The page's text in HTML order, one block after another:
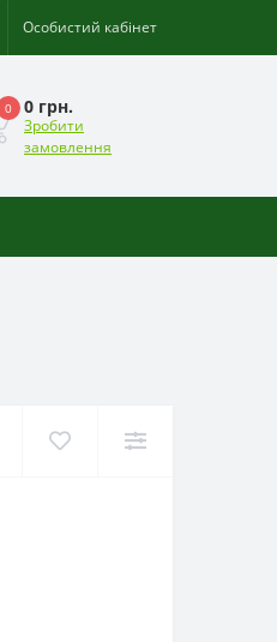
Особистий кабінет
0 0 грн.
Зробити
замовлення